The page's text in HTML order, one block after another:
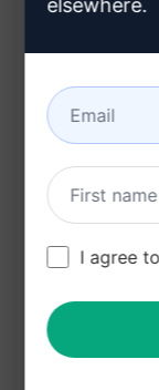
Crea una
tus
Permite
escenarios
Ayuda a
la
I agree